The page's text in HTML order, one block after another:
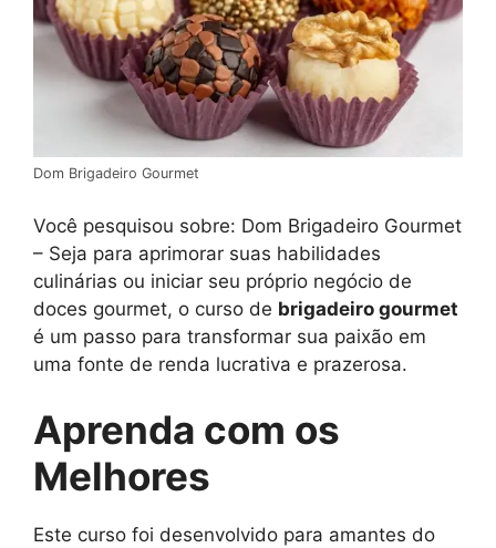
Dom Brigadeiro Gourmet
Você pesquisou sobre: Dom Brigadeiro Gourmet
– Seja para aprimorar suas habilidades
culinárias ou iniciar seu próprio negócio de
doces gourmet, o curso de brigadeiro gourmet
é um passo para transformar sua paixão em
uma fonte de renda lucrativa e prazerosa.
Aprenda com os
Melhores
Este curso foi desenvolvido para amantes do